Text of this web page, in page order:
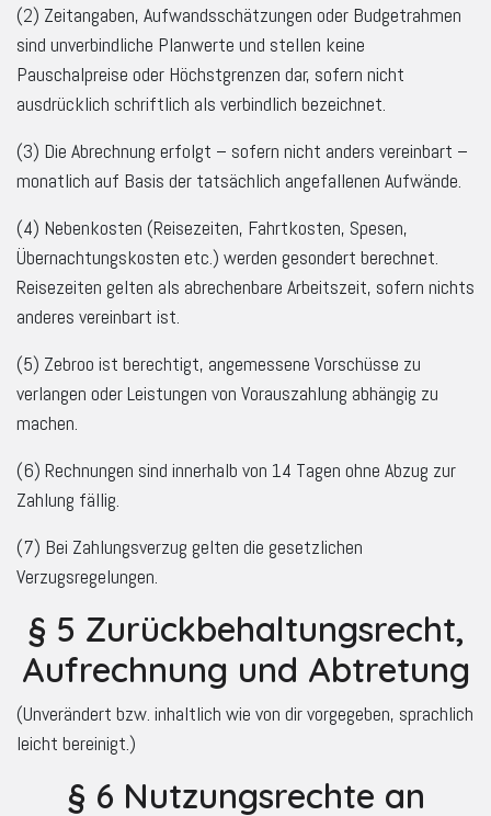
(2) Zeitangaben, Aufwandsschätzungen oder Budgetrahmen
sind unverbindliche Planwerte und stellen keine
Pauschalpreise oder Höchstgrenzen dar, sofern nicht
ausdrücklich schriftlich als verbindlich bezeichnet.
(3) Die Abrechnung erfolgt – sofern nicht anders vereinbart –
monatlich auf Basis der tatsächlich angefallenen Aufwände.
(4) Nebenkosten (Reisezeiten, Fahrtkosten, Spesen,
Übernachtungskosten etc.) werden gesondert berechnet.
Reisezeiten gelten als abrechenbare Arbeitszeit, sofern nichts
anderes vereinbart ist.
(5) Zebroo ist berechtigt, angemessene Vorschüsse zu
verlangen oder Leistungen von Vorauszahlung abhängig zu
machen.
(6) Rechnungen sind innerhalb von 14 Tagen ohne Abzug zur
Zahlung fällig.
(7) Bei Zahlungsverzug gelten die gesetzlichen
Verzugsregelungen.
§ 5 Zurückbehaltungsrecht,
Aufrechnung und Abtretung
(Unverändert bzw. inhaltlich wie von dir vorgegeben, sprachlich
leicht bereinigt.)
§ 6 Nutzungsrechte an